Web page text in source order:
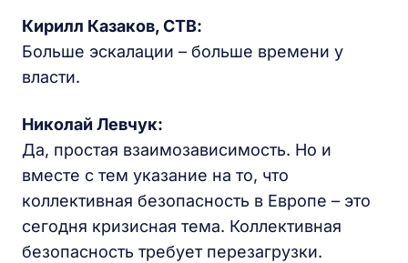
Кирилл Казаков, СТВ:
Больше эскалации – больше времени у
власти.
Николай Левчук:
Да, простая взаимозависимость. Но и
вместе с тем указание на то, что
коллективная безопасность в Европе – это
сегодня кризисная тема. Коллективная
безопасность требует перезагрузки.